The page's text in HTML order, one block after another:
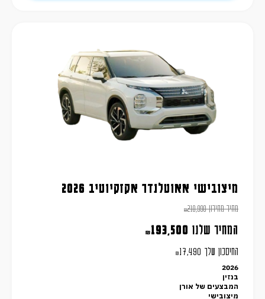
מיצובישי אאוטלנדר אקזקיוטיב 2026
מחיר מחירון ₪210,990
המחיר שלנו ₪193,500
החיסכון שלך ₪17,490
2026
בנזין
המבצעים של אורן
מיצובישי